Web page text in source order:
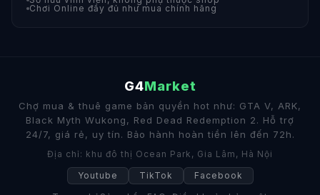
Chơi Online đầy đủ như mua chính hãng
G4Market
Chợ mua & thuê game bản quyền hot như: GTA V, ARK,
Black Myth Wukong, Red Dead Redemption 2. Hỗ trợ
24/7, giá rẻ, uy tín. Bảo hành hoàn tiền lên đến 72h.
Địa chỉ: khu đô thị Ocean Park, Gia Lâm, Hà Nội
Youtube
TikTok
Facebook